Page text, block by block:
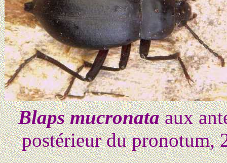
Blaps mucronataaux
postérieur du pronotum,